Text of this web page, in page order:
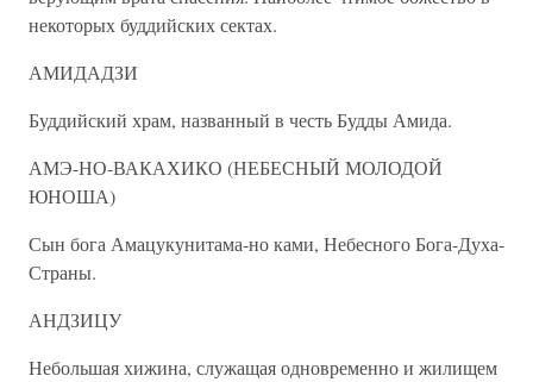
некоторых буддийских сектах.
АМИДАДЗИ
Буддийский храм, названный в честь Будды Амида.
АМЭ-НО-ВАКАХИКО (НЕБЕСНЫЙ МОЛОДОЙ
ЮНОША)
Сын бога Амацукунитама-но ками, Небесного Бога-Духа-
Страны.
АНДЗИЦУ
Небольшая хижина, служащая одновременно и жилищем